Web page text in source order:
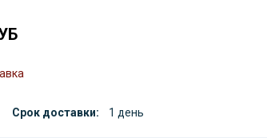
Срок доставки: 1 день